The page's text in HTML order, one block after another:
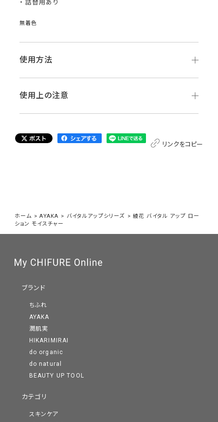
詰替用あり
無着色
使用方法
使用上の注意
リンクをコピー
ホーム >AYAKA > バイタルアップシリーズ > 綾花 バイタル アップ ロー
ション モイスチャー
ブランド
ちふれ
AYAKA
潤肌実
HIKARIMIRAI
do organic
do natural
BEAUTY UP TOOL
カテゴリ
スキンケア